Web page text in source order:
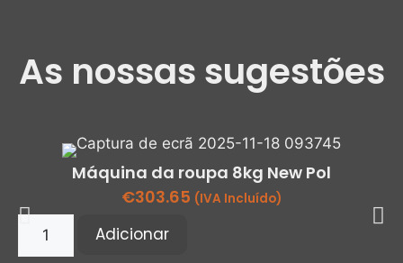
As nossas sugestões
Máquina da roupa 8kg New Pol
€303.65 (IVA Incluído)
Adicionar